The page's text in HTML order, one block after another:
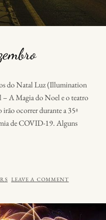
do Natal Luz (Illumination
– A Magia do Noel e o teatro
ocorrer durante a 35ª
de COVID-19. Alguns
LEAVE A COMMENT